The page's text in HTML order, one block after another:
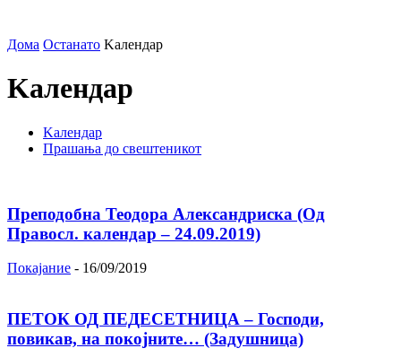
Дома Останато Kалендар
Kалендар
Kалендар
Прашања до свештеникот
Преподобна Теодора Александриска (Од
Правосл. календар – 24.09.2019)
Покајание - 16/09/2019
ПЕТОК ОД ПЕДЕСЕТНИЦА – Господи,
повикав, на покојните… (Задушница)